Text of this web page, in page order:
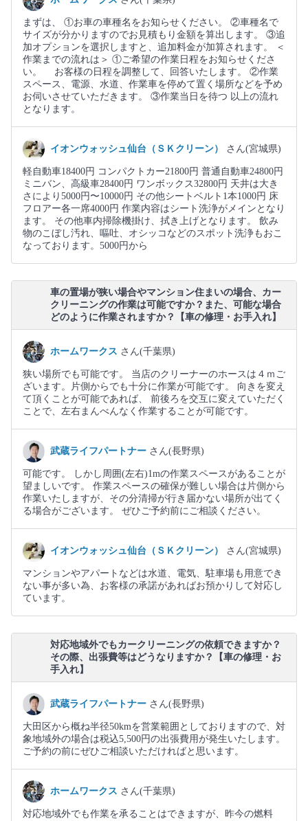
まずは、 ①お車の車種名をお知らせください。 ②車種名で
サイズが分かりますのでお見積もり金額を算出します。 ③追
加オプションを選択しますと、追加料金が加算されます。 ＜
作業までの流れは＞ ①ご希望の作業日程をお知らせくださ
い。 お客様の日程を調整して、回答いたします。 ②作業
スペース、電源、水道、作業車を停めて置く場所などを予め
お伺いさせていただきます。 ③作業当日を待つ 以上の流れ
となります。
イオンウォッシュ仙台（ＳＫクリーン） さん(宮城県)
軽自動車18400円 コンパクトカー21800円 普通自動車24800円
ミニバン、高級車28400円 ワンボックス32800円 天井は大き
さにより5000円〜10000円 その他シートベルト1本1000円 床
フロアー各一席4000円 作業内容はシート洗浄がメインとなり
ます。 その他車内掃除機掛け、拭き上げとなります。 飲み
物のこぼし汚れ、嘔吐、オシッコなどのスポット洗浄もおこ
なっております。5000円から
車の置場が狭い場合やマンション住まいの場合、カー
クリーニングの作業は可能ですか？また、可能な場合
どのように作業されますか？【車の修理・お手入れ】
ホームワークス さん(千葉県)
狭い場所でも可能です。 当店のクリーナーのホースは４ｍご
ざいます。片側からでも十分に作業が可能です。 向きを変え
て頂くことが可能であれば、 前後ろを交互に変えていただく
ことで、左右まんべんなく作業することが可能です。
武蔵ライフパートナー さん(長野県)
可能です。 しかし周囲(左右)1mの作業スペースがあることが
望ましいです。 作業スペースの確保が難しい場合は片側から
作業いたしますが、その分清掃が行き届かない場所が出てく
る場合がございます。 ぜひご予約前にご相談ください。
イオンウォッシュ仙台（ＳＫクリーン） さん(宮城県)
マンションやアパートなどは水道、電気、駐車場も用意でき
ない事が多い為、お客様の承諾があればお預かりして対応し
ています。
対応地域外でもカークリーニングの依頼できますか？
その際、出張費等はどうなりますか？【車の修理・お
手入れ】
武蔵ライフパートナー さん(長野県)
大田区から概ね半径50kmを営業範囲としておりますので、対
象地域外の場合は税込5,500円の出張費用が発生いたします。
ご予約の前にぜひご相談いただければと思います。
ホームワークス さん(千葉県)
対応地域外でも作業を承ることはできますが、昨今の燃料